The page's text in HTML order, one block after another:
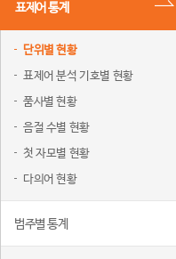
표제어 통계
단위별 현황
표제어 분석 기호별 현황
품사별 현황
음절 수별 현황
첫 자모별 현황
다의어 현황
범주별 통계